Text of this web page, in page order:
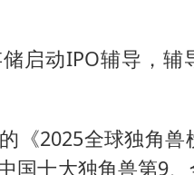
：股票交易异常波动
板块集体大跌
点球大战淘汰河床晋级
启动IPO辅导，辅
《2025全球独角
国十大独角兽第9